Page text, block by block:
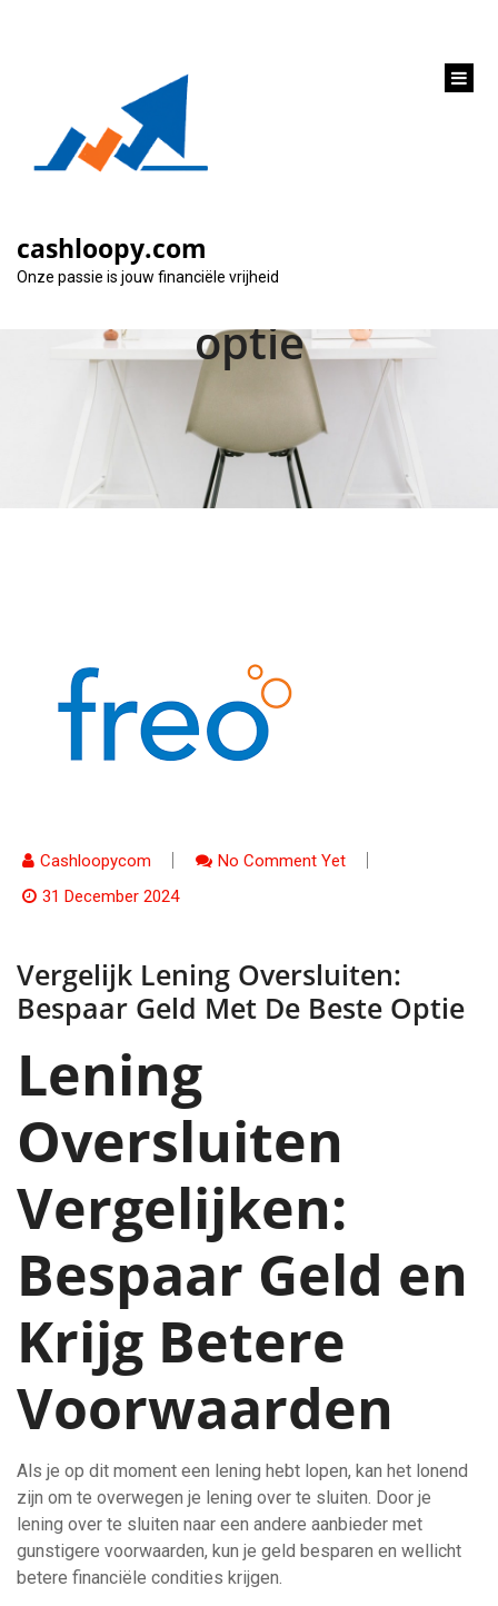
cashloopy.com
Onze passie is jouw financiële vrijheid
Vergelijk lening
oversluiten: Bespaar
geld met de beste
optie
Cashloopycom
No Comment Yet
31 December 2024
Vergelijk Lening Oversluiten:
Bespaar Geld Met De Beste Optie
Lening
Oversluiten
Vergelijken:
Bespaar Geld en
Krijg Betere
Voorwaarden
Als je op dit moment een lening hebt lopen, kan het lonend
zijn om te overwegen je lening over te sluiten. Door je
lening over te sluiten naar een andere aanbieder met
gunstigere voorwaarden, kun je geld besparen en wellicht
betere financiële condities krijgen.